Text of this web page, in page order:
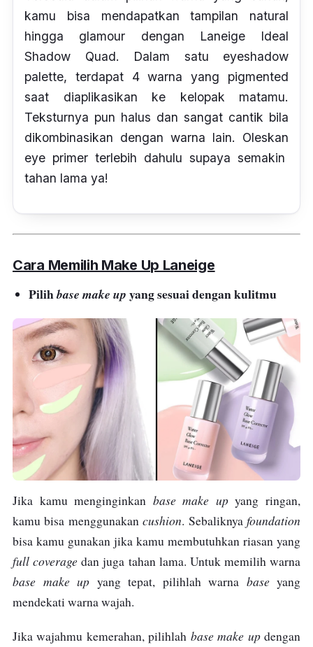
kamu bisa mendapatkan tampilan natural
hingga glamour dengan Laneige Ideal
Shadow Quad. Dalam satu eyeshadow
palette, terdapat 4 warna yang pigmented
saat diaplikasikan ke kelopak matamu.
Teksturnya pun halus dan sangat cantik bila
dikombinasikan dengan warna lain. Oleskan
eye primer terlebih dahulu supaya semakin
tahan lama ya!
Cara Memilih Make Up Laneige
Pilihbase make up yang sesuai dengan kulitmu
Jika kamu menginginkan base make upyang ringan,
kamu bisa menggunakancushion. Sebaliknyafoundation
bisa kamu gunakan jika kamu membutuhkan riasan yang
full coveragedan juga tahan lama. Untuk memilih warna
base make up yang tepat, pilihlah warna base yang
mendekati warna wajah.
Jika wajahmu kemerahan, pilihlah base make updengan